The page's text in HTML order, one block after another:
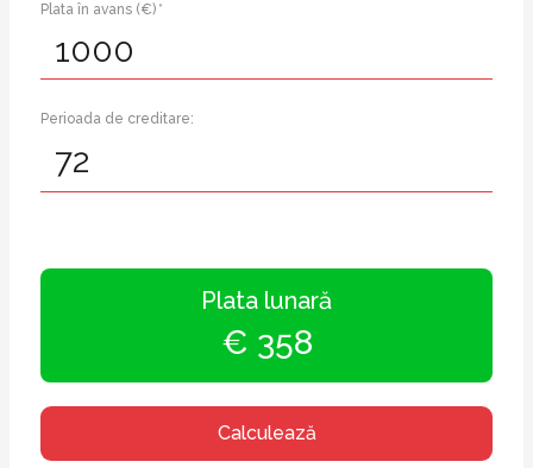
Plata în avans (€) *
Perioada de creditare:
Plata lunară
€ 358
Calculează